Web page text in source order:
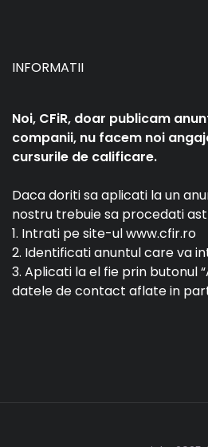
INFORMATII
Noi, CFiR, doar publicam
companii, nu facem noi
cursurile de calificare.
Daca doriti sa aplicati la un
nostru trebuie sa procedati
1. Intrati pe site-ul www.cfir.ro
2. Identificati anuntul care va
3. Aplicati la el fie prin butonul
datele de contact aflate in